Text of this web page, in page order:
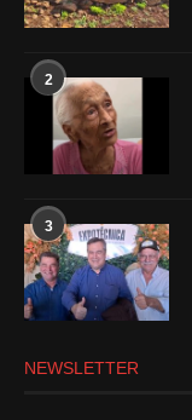
2
3
NEWSLETTER